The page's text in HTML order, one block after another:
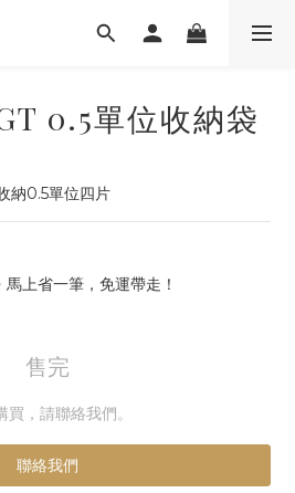
0.5單位收納袋
納0.5單位四片
上省一筆，免運帶走！
售完
買，請聯絡我們。
聯絡我們